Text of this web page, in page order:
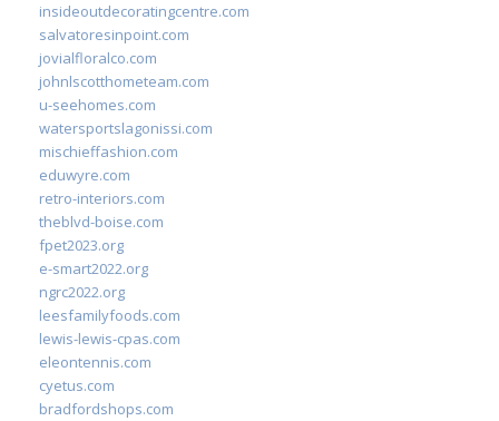
insideoutdecoratingcentre.com
salvatoresinpoint.com
jovialfloralco.com
johnlscotthometeam.com
u-seehomes.com
watersportslagonissi.com
mischieffashion.com
eduwyre.com
retro-interiors.com
theblvd-boise.com
fpet2023.org
e-smart2022.org
ngrc2022.org
leesfamilyfoods.com
lewis-lewis-cpas.com
eleontennis.com
cyetus.com
bradfordshops.com